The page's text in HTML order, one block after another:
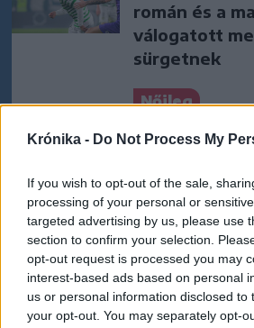
Krónika - Do Not Process My
If you wish to opt-out of the sale,
processing of your personal or
targeted advertising by us, please use
section to confirm your selection.
opt-out request is processed you may
interest-based ads based on personal
us or personal information disclosed to
your opt-out. You may separately opt-
román és a
válogatott
sürgetnek
Nőileg
Sándor Ella: